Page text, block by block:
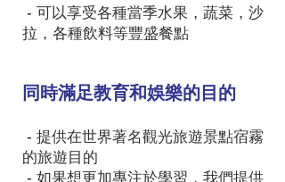
​ - 可以享受各種當季水果，蔬菜，沙
拉，各種飲料等豐盛餐點
同時滿足教育和娛樂的目的
- 提供在世界著名觀光旅遊景點宿霧
的旅遊目的
​ - 如果想更加專注於學習，我們提供